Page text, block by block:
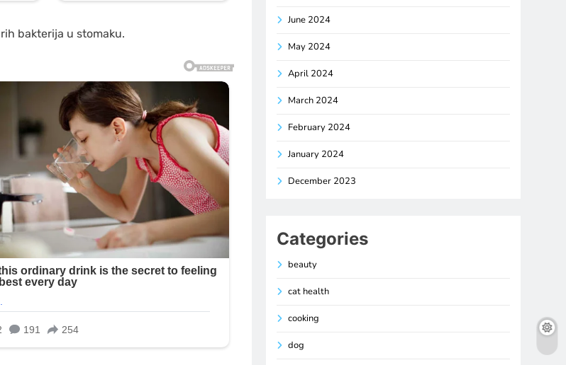
bakterija u stomaku.
June 2024
May 2024
April 2024
March 2024
February 2024
January 2024
December 2023
Categories
beauty
cat health
cooking
dog